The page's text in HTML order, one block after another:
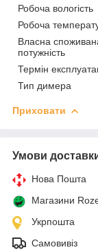
Робоча вологість
Робоча
Власна
потужність
Термін
Тип димера
Приховати
Умови
Нова Пошта
Магазини
Укрпошта
Самовивіз